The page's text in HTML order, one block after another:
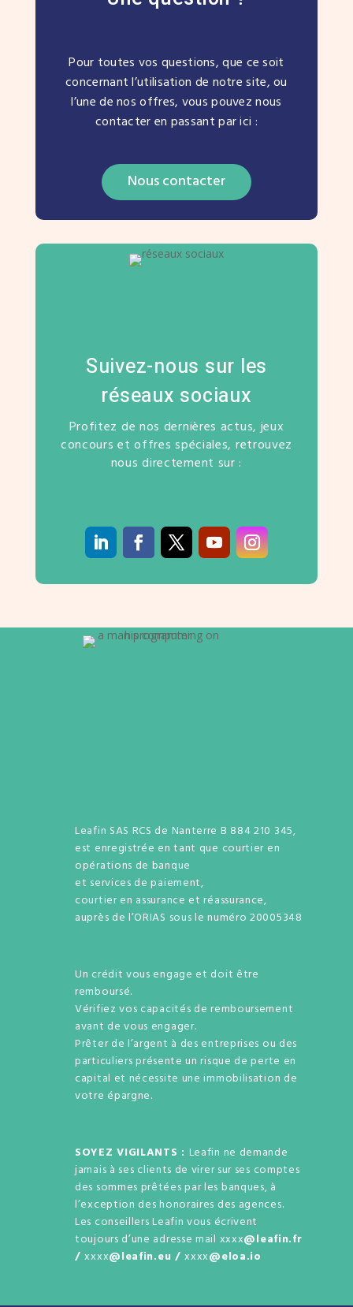
Pour toutes vos questions, que ce soit
concernant l’utilisation de notre site, ou
l’une de nos offres, vous pouvez nous
contacter en passant par ici :
Nous contacter
Suivez-nous sur les
réseaux sociaux
Profitez de nos dernières actus, jeux
concours et offres spéciales, retrouvez
nous directement sur :
Leafin SAS RCS de Nanterre B 884 210 345,
est enregistrée en tant que courtier en
opérations de banque
et services de paiement,
courtier en assurance et réassurance,
auprès de l’ORIAS sous le numéro 20005348
Un crédit vous engage et doit être
remboursé.
Vérifiez vos capacités de remboursement
avant de vous engager.
Prêter de l’argent à des entreprises ou des
particuliers présente un risque de perte en
capital et nécessite une immobilisation de
votre épargne.
SOYEZ VIGILANTS : Leafin ne demande
jamais à ses clients de virer sur ses comptes
des sommes prêtées par les banques, à
l’exception des honoraires des agences.
Les conseillers Leafin vous écrivent
toujours d’une adresse mail xxxx@leafin.fr
/xxxx@leafin.eu /xxxx@eloa.io